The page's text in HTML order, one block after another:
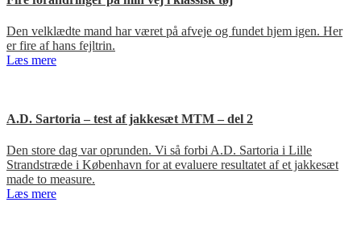
Den velklædte mand har været på afveje og fundet hjem igen. Her
er fire af hans fejltrin.
Læs mere
A.D. Sartoria – test af jakkesæt MTM – del 2
Den store dag var oprunden. Vi så forbi A.D. Sartoria i Lille
Strandstræde i København for at evaluere resultatet af et jakkesæt
made to measure.
Læs mere